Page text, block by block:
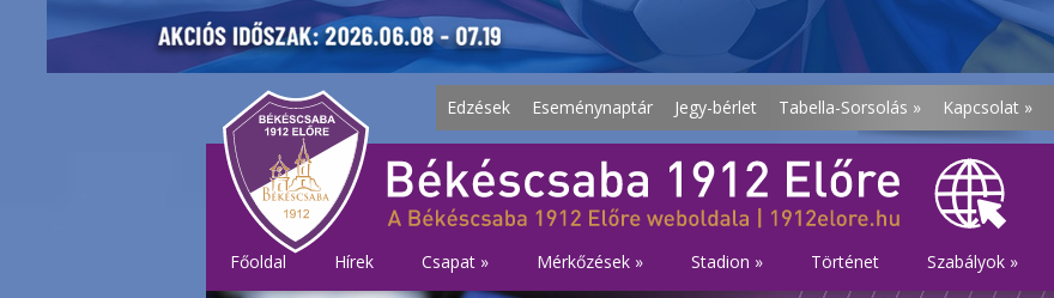
Edzések Eseménynaptár Jegy-bérlet Tabella-Sorsolás » Kapcsolat »
Főoldal Hírek Csapat » Mérkőzések » Stadion » Történet Szabályok »